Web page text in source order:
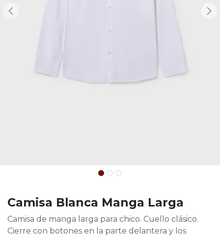
Camisa Blanca Manga Larga
Camisa de manga larga para chico. Cuello clásico.
Cierre con botones en la parte delantera y los